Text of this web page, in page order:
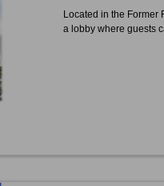
Located in the Former
a lobby where guests